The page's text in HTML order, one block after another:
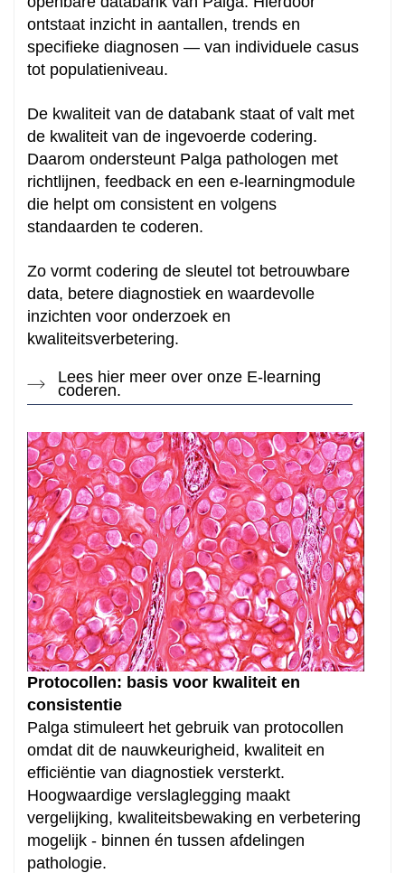
Hoe kunnen we je
helpen?
Zoeken
ontstaat inzicht in aantallen, trends en
specifieke diagnosen — van individuele casus
tot populatieniveau.
De kwaliteit van de databank staat of valt met
de kwaliteit van de ingevoerde codering.
Daarom ondersteunt Palga pathologen met
richtlijnen, feedback en een e-learningmodule
die helpt om consistent en volgens
standaarden te coderen.
Zo vormt codering de sleutel tot betrouwbare
data, betere diagnostiek en waardevolle
inzichten voor onderzoek en
kwaliteitsverbetering.
Lees hier meer over onze E-learning
coderen.
Protocollen: basis voor kwaliteit en
consistentie
Palga stimuleert het gebruik van protocollen
omdat dit de nauwkeurigheid, kwaliteit en
efficiëntie van diagnostiek versterkt.
Hoogwaardige verslaglegging maakt
vergelijking, kwaliteitsbewaking en verbetering
mogelijk - binnen én tussen afdelingen
pathologie.